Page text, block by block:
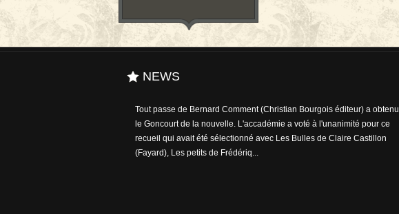
NEWS
Tout passe de Bernard Comment (Christian Bourgois éditeur) a obtenu
le Goncourt de la nouvelle. L'accadémie a voté à l'unanimité pour ce
recueil qui avait été sélectionné avec Les Bulles de Claire Castillon
(Fayard), Les petits de Frédériq...